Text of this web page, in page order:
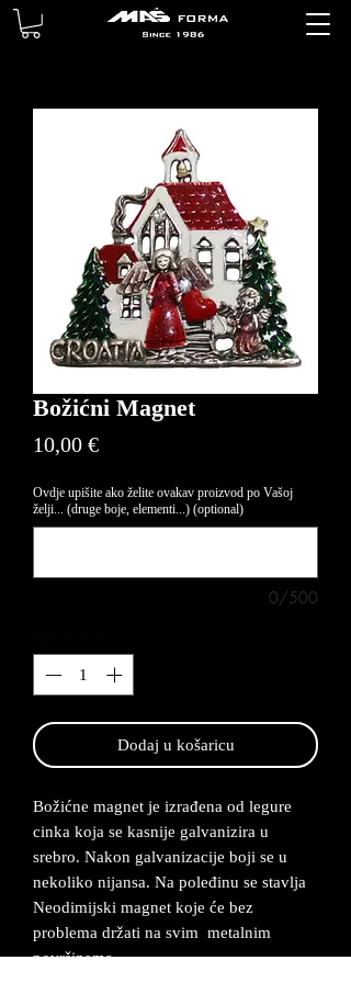
Božićni Magnet
10,00 €Price
Ovdje upišite ako želite ovakav proizvod po Vašoj
želji... (druge boje, elementi...) (optional)
0/500
Dodaj u košaricu
Božićne magnet je izrađena od legure
cinka koja se kasnije galvanizira u
srebro. Nakon galvanizacije boji se u
nekoliko nijansa. Na poleđinu se stavlja
Neodimijski magnet koje će bez
problema držati na svim metalnim
površinama.